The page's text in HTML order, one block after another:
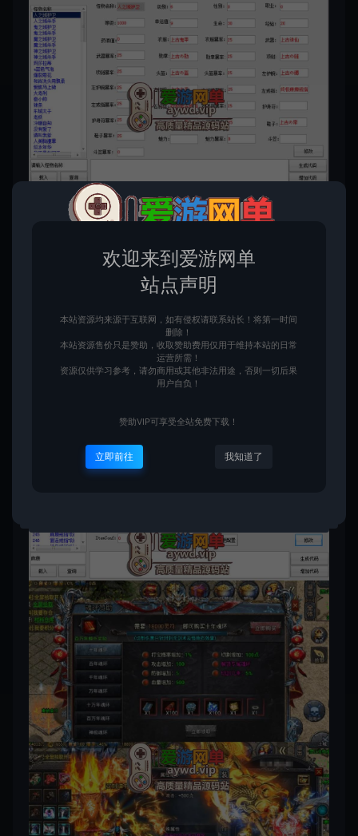
欢迎来到爱游网单
站点声明
本站资源均来源于互联网，如有侵权请联系站长！将第一时间
删除！
本站资源售价只是赞助，收取赞助费用仅用于维持本站的日常
运营所需！
资源仅供学习参考，请勿商用或其他非法用途，否则一切后果
用户自负！
赞助VIP可享受全站免费下载！
立即前往 我知道了